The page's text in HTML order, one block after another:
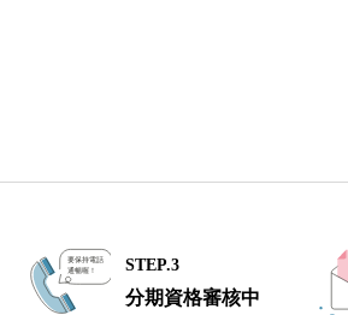
STEP.3
分期資格審核中